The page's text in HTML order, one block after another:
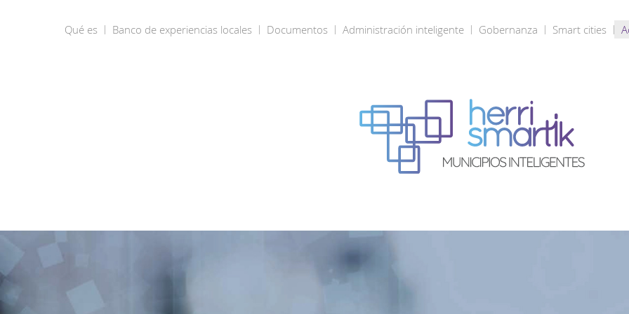
Qué es Banco de experiencias locales Documentos Administración inteligente Gobernanza Smart cities